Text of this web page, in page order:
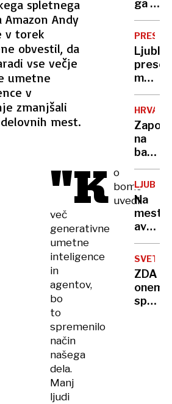
spletnega
Amazon Andy
v torek
obvestil, da
vse večje
umetne
v
zmanjšali
mest.
"K o
bomo
uvedli
več
generativne
umetne
inteligence
in
agentov,
bo
to
spremenilo
način
našega
dela.
Manj
ljudi
ga je
le
blago
mejo
– ali
na
račun
na
banki:
Pod
ljudem
več
kot
1,5
evrov
Na
tako
vroče,
da je
še
voznik
bruhal
SVET
ZDA